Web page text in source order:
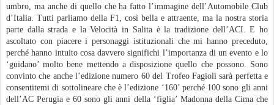
umbro, ma anche di quello che ha fatto l’immagine dell’Automobile Club
d’Italia. Tutti parliamo della F1, così bella e attraente, ma la nostra storia
parte dalla strada e la Velocità in Salita è la tradizione dell’ACI. E ho
ascoltato con piacere i personaggi istituzionali che mi hanno preceduto,
perché hanno intuito cosa davvero significhi l’importanza di un evento e lo
‘guidano’ molto bene mettendo a disposizione quello che possono. Sono
convinto che anche l’edizione numero 60 del Trofeo Fagioli sarà perfetta e
consentitemi di sottolineare che è l’edizione ‘160’ perché 100 sono gli anni
dell’AC Perugia e 60 sono gli anni della ‘figlia’ Madonna della Cima che